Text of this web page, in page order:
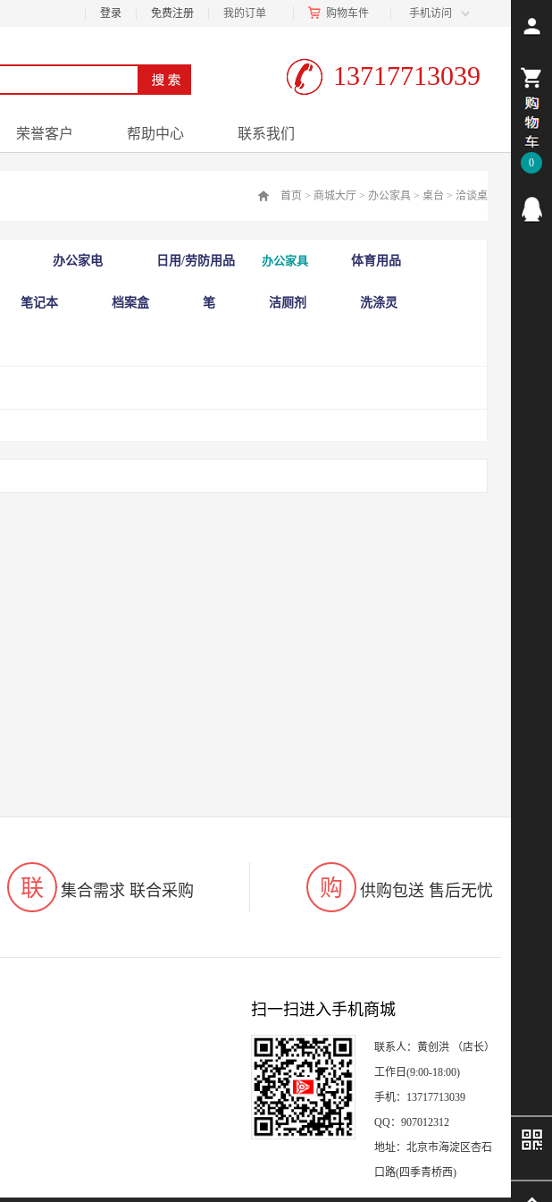
手机访问
购物车件
我的订单
登录 免费注册
13717713039
荣誉客户 帮助中心 联系我们
首页 > 商城大厅 > 办公家具 > 桌台 > 洽谈桌
办公家电 日用/劳防用品 办公家具 体育用品
笔记本 档案盒 笔 洁厕剂 洗涤灵
联 集合需求 联合采购 购 供购包送 售后无忧
扫一扫进入手机商城
联系人：黄创洪 （店长）
工作日(9:00-18:00)
手机：13717713039
QQ：907012312
地址：北京市海淀区杏石
口路(四季青桥西)
0